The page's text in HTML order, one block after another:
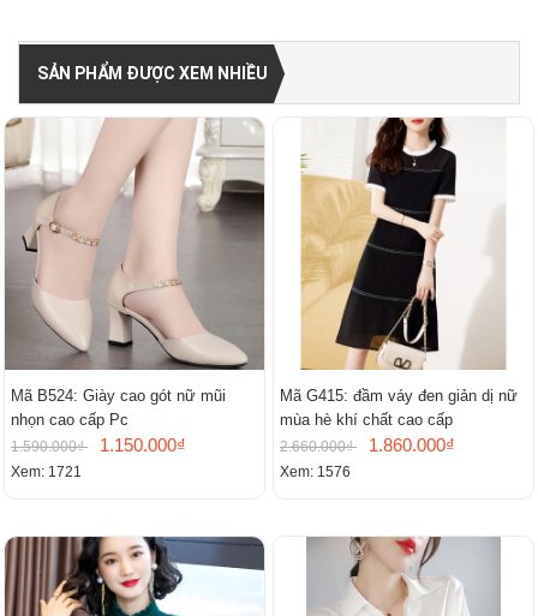
SẢN PHẨM ĐƯỢC XEM NHIỀU
Mã B524: Giày cao gót nữ mũi
nhọn cao cấp Pc
1.590.000₫ 1.150.000₫
Xem: 1721
Mã G415: đầm váy đen giản dị nữ
mùa hè khí chất cao cấp
2.660.000₫ 1.860.000₫
Xem: 1576